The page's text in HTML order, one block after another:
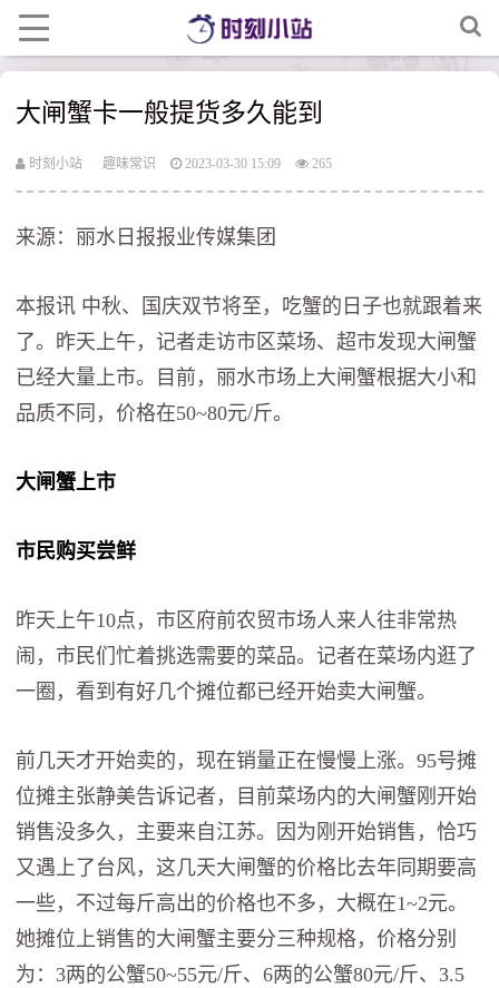
大闸蟹卡一般提货多久能到
时刻小站 趣味常识 2023-03-30 15:09 265
来源：丽水日报报业传媒集团
本报讯 中秋、国庆双节将至，吃蟹的日子也就跟着来
了。昨天上午，记者走访市区菜场、超市发现大闸蟹
已经大量上市。目前，丽水市场上大闸蟹根据大小和
品质不同，价格在50~80元/斤。
大闸蟹上市
市民购买尝鲜
昨天上午10点，市区府前农贸市场人来人往非常热
闹，市民们忙着挑选需要的菜品。记者在菜场内逛了
一圈，看到有好几个摊位都已经开始卖大闸蟹。
前几天才开始卖的，现在销量正在慢慢上涨。95号摊
位摊主张静美告诉记者，目前菜场内的大闸蟹刚开始
销售没多久，主要来自江苏。因为刚开始销售，恰巧
又遇上了台风，这几天大闸蟹的价格比去年同期要高
一些，不过每斤高出的价格也不多，大概在1~2元。
她摊位上销售的大闸蟹主要分三种规格，价格分别
为：3两的公蟹50~55元/斤、6两的公蟹80元/斤、3.5